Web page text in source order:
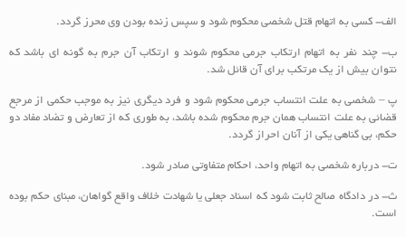
الف- کسی به اتهام قتل شخصی محکوم شود و سپس زنده بودن وی محرز گردد.
ب- چند نفر به اتهام ارتکاب جرمی محکوم شوند و ارتکاب آن جرم به گونه‏ ای باشد که
نتوان بیش از یک مرتکب برای آن قائل شد.
پ – شخصی به علت انتساب جرمی محکوم شود و فرد دیگری نیز به موجب حکمی از مرجع
قضائی به علت انتساب همان جرم محکوم شده باشد، به طوری که از تعارض و تضاد مفاد دو
حکم، بی گناهی یکی از آنان احراز گردد.
ت- درباره شخصی به اتهام واحد، احکام متفاوتی صادر شود.
ث- در دادگاه صالح ثابت شود که اسناد جعلی یا شهادت خلاف واقع گواهان، مبنای حکم بوده
است.